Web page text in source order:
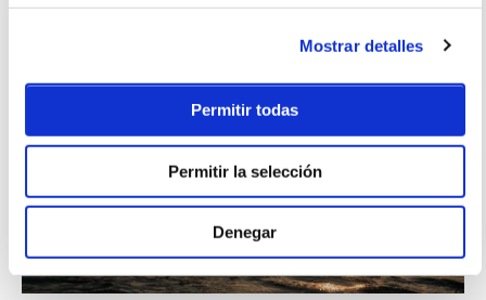
Mostrar detalles
Permitir todas
Permitir la selección
Denegar